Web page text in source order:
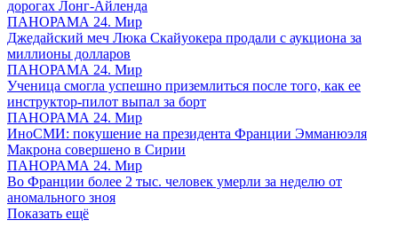
дорогах Лонг-Айленда
ПАНОРАМА 24. Мир
Джедайский меч Люка Скайуокера продали с аукциона за
миллионы долларов
ПАНОРАМА 24. Мир
Ученица смогла успешно приземлиться после того, как ее
инструктор-пилот выпал за борт
ПАНОРАМА 24. Мир
ИноСМИ: покушение на президента Франции Эмманюэля
Макрона совершено в Сирии
ПАНОРАМА 24. Мир
Во Франции более 2 тыс. человек умерли за неделю от
аномального зноя
Показать ещё